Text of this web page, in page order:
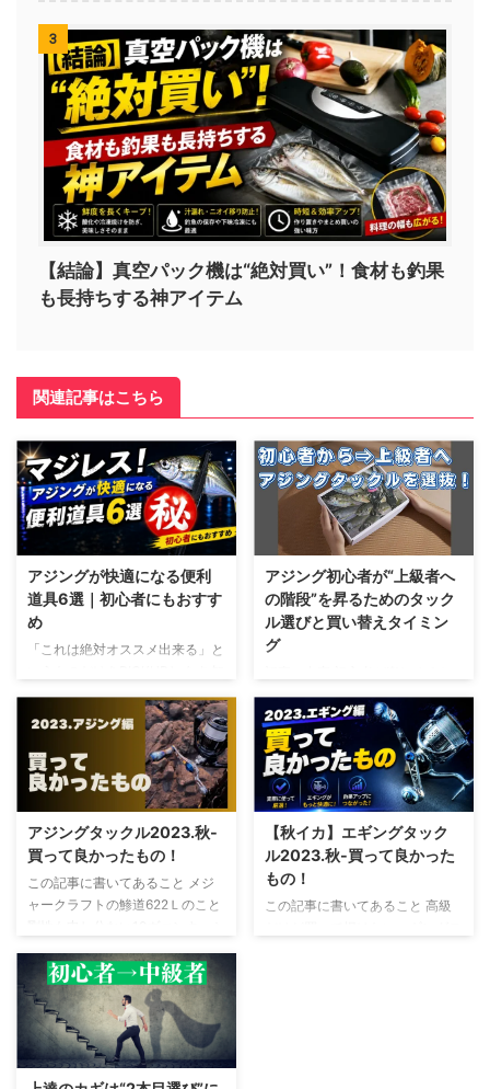
3
【結論】真空パック機は“絶対買い”！食材も釣果
も長持ちする神アイテム
関連記事はこちら
アジングが快適になる便利
道具6選｜初心者にもおすす
め
「これは絶対オススメ出来る」と
らない人が名刺交換の声をかけて
くるくらい怪しいかも知れません
が怪しいと思ったら流し読みでオ
ネシャス マジレス！オススメ出
来る釣り道具6選 鯵道5G-622Ｌ
TFLエステル(アジング用エステ
ルライン) TORRAS防水スマホケ
ース ハピソン首掛け型チェスト
ライト(充電式) イージス防水防寒
スーツ アニサキスライト(電池式)
実績と信頼性 鯵道5G-622Ｌ 鯵道
5G-622Ｌ 鯵道5G AD5-
S622L/AJI は、メジャークラフト
公式サ ...
アジング初心者が“上級者へ
の階段”を昇るためのタック
ル選びと買い替えタイミン
グ
すすめアジングタックルの紹介
アジングの釣行記録 秋も徐々に
深まりエギング、アジングにも熱
が入ってくる季節ですね こんに
ちは、りゅうせいと申します
（@976ryu）はじめましての方
は、はじめまして 初心者の方で
も簡単に釣れるように私が選んだ
アジングタックルを紹介します！
紹介するのは汎用性低めでアジン
グのジグ単に特化したタックルで
す そこそこ価格はしますが、
アジングタックル2023.秋-
買って良かったもの！
この記事に書いてあること メジ
ャークラフトの鯵道622Ｌのこと
エステルライン このワームさえ
あれば何とかなる 記事内に商品
プロモーションを含みます はじ
めに どうも、りゅうせいです 今
回はアジングで買って良かったも
のを書いていきます 「2023年に
【秋イカ】エギングタック
ル2023.秋-買って良かった
もの！
この記事に書いてあること 高級